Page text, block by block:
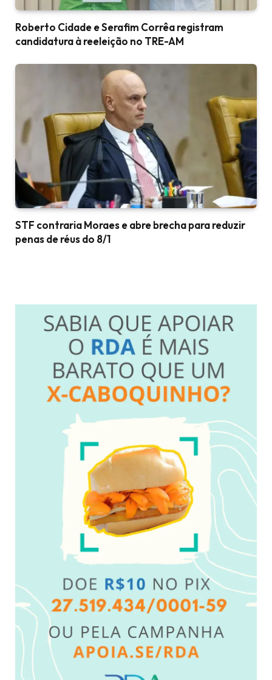
Roberto Cidade e Serafim Corrêa registram
candidatura à reeleição no TRE-AM
STF contraria Moraes e abre brecha para reduzir
penas de réus do 8/1